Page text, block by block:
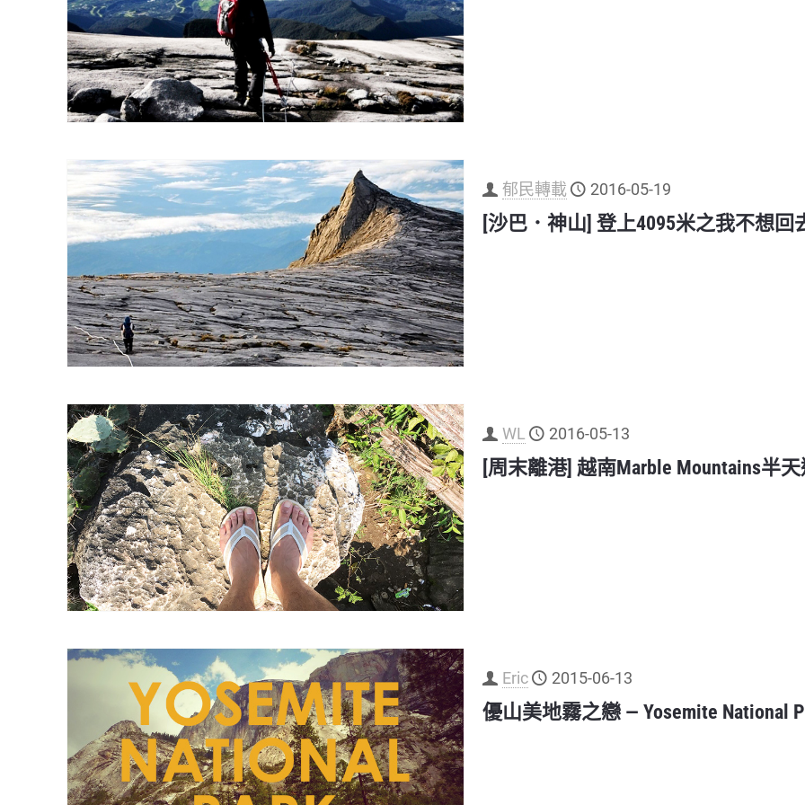
郁民轉載 2016-05-19
[沙巴．神山] 登上4095米之我不想回
WL 2016-05-13
[周末離港] 越南Marble Mountains半
Eric 2015-06-13
優山美地霧之戀 — Yosemite National